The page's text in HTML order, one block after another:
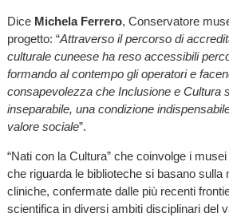
Dice Michela Ferrero, Conservatore
progetto: “Attraverso il percorso di
culturale cuneese ha reso accessibili
formando al contempo gli operatori e
consapevolezza che Inclusione e Cultura
inseparabile, una condizione
valore sociale”.
“Nati con la Cultura” che coinvolge i musei
che riguarda le biblioteche si basano sulla
cliniche, confermate dalle più recenti
scientifica in diversi ambiti disciplinari del